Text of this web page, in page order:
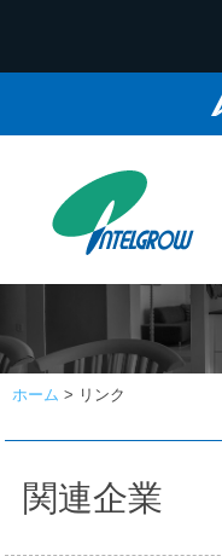
ホーム > リンク
関連企業